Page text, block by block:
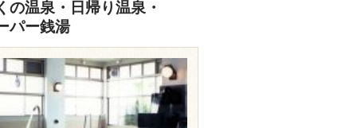
の温泉・日帰り温泉・
パー銭湯